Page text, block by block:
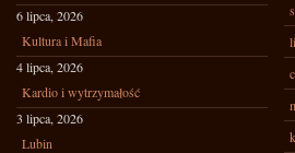
6 lipca, 2026
Kultura i Mafia
4 lipca, 2026
Kardio i wytrzymałość
3 lipca, 2026
Lubin